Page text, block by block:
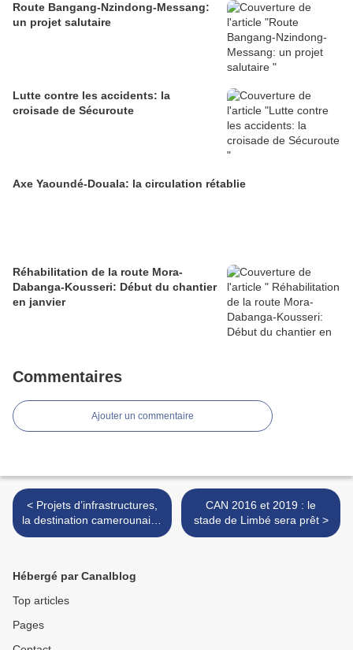
Route Bangang-Nzindong-Messang:
un projet salutaire
Lutte contre les accidents: la
croisade de Sécuroute
Axe Yaoundé-Douala: la circulation rétablie
Réhabilitation de la route Mora-
Dabanga-Kousseri: Début du chantier
en janvier
Commentaires
Ajouter un commentaire
< Projets d’infrastructures,
la destination camerounaise
intéresse les entreprises
CAN 2016 et 2019 : le
stade de Limbé sera prêt >
Hébergé par Canalblog
Top articles
Pages